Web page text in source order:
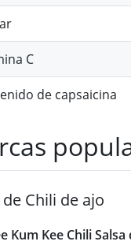
C
de capsaicina
de Chili de ajo
Kum Kee Chili Salsa